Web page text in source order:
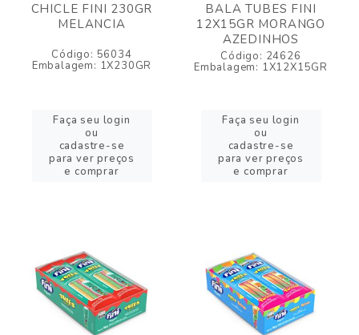
CHICLE FINI 230GR
MELANCIA
Código: 56034
Embalagem: 1X230GR
Faça seu login
ou
cadastre-se
para ver preços
e comprar
BALA TUBES FINI
12X15GR MORANGO
AZEDINHOS
Código: 24626
Embalagem: 1X12X15GR
Faça seu login
ou
cadastre-se
para ver preços
e comprar